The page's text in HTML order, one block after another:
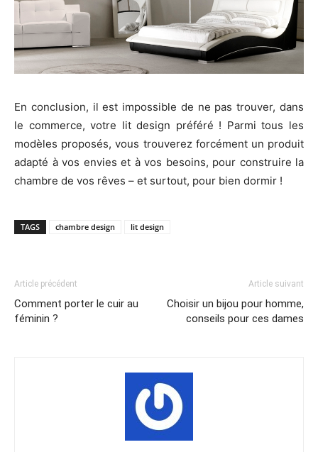
En conclusion, il est impossible de ne pas trouver, dans
le commerce, votre lit design préféré ! Parmi tous les
modèles proposés, vous trouverez forcément un produit
adapté à vos envies et à vos besoins, pour construire la
chambre de vos rêves – et surtout, pour bien dormir !
TAGS chambre design lit design
Article précédent
Comment porter le cuir au
féminin ?
Article suivant
Choisir un bijou pour homme,
conseils pour ces dames